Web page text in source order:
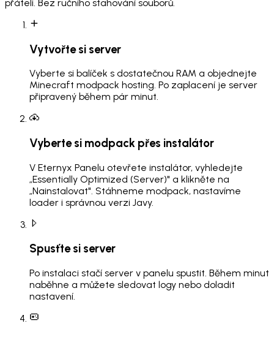
přáteli. Bez ručního stahování souborů.
Vytvořte si server
Vyberte si balíček s dostatečnou RAM a objednejte
Minecraft modpack hosting. Po zaplacení je server
připravený během pár minut.
Vyberte si modpack přes instalátor
V Eternyx Panelu otevřete instalátor, vyhledejte
„Essentially Optimized (Server)" a klikněte na
„Nainstalovat". Stáhneme modpack, nastavíme
loader i správnou verzi Javy.
Spusťte si server
Po instalaci stačí server v panelu spustit. Během minut
naběhne a můžete sledovat logy nebo doladit
nastavení.